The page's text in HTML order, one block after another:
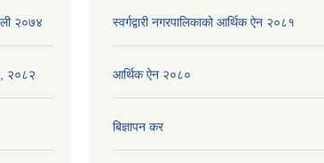
२०७४
२०८२
स्वर्गद्वारी नगरपालिकाको आर्थिक ऐन २०८१
आर्थिक ऐन २०८०
बिज्ञापन कर